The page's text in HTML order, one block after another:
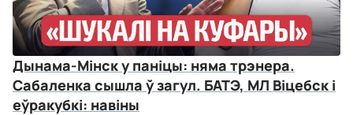
Дынама-Мінск у паніцы: няма трэнера.
Сабаленка сышла ў загул. БАТЭ, МЛ Віцебск і
еўракубкі: навіны